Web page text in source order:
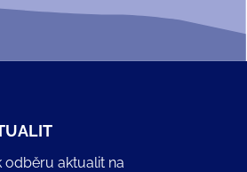
odběru aktualit na